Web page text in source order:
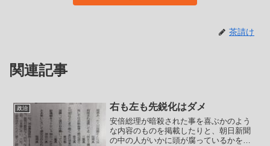
茶請け
関連記事
政治 右も左も先鋭化はダメ
安倍総理が暗殺された事を喜ぶかのよう
な内容のものを掲載したりと、朝日新聞
の中の人がいかに頭が腐っているかを示